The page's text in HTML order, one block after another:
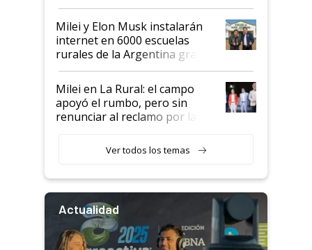
Milei y Elon Musk instalarán
internet en 6000 escuelas
rurales de la Argentina gracias
a un acuerdo con Starlink
Milei en La Rural: el campo
apoyó el rumbo, pero sin
renunciar al reclamo por las
Ver todos los temas
Actualidad